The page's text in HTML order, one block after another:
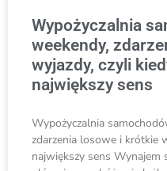
Wypożyczalnia
weekendy,
wyjazdy, czyli
największy sens
Wypożyczalnia
zdarzenia losowe i krótkie
największy sens Wynajem